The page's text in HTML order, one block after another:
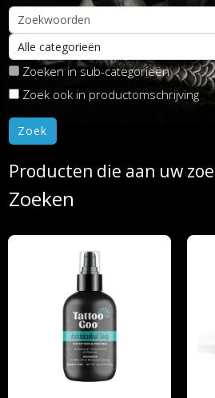
Zoeken in sub-categorieën
Zoek ook in productomschrijving
Producten die aan uw
Zoeken